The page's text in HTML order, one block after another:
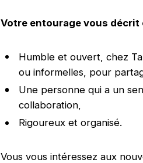
Votre entourage vous
Humble et ouvert, chez
ou informelles, pour
Une personne qui a un
collaboration,
Rigoureux et organisé.
Vous vous intéressez aux